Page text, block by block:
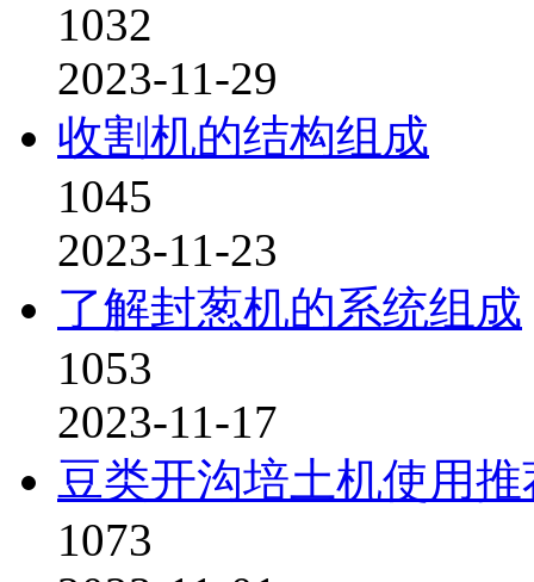
1032
2023-11-29
收割机的结构组成
1045
2023-11-23
了解封葱机的系统组成
1053
2023-11-17
豆类开沟培土机使用推
1073